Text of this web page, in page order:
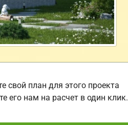
свой план для этого проекта
его нам на расчет в один клик.